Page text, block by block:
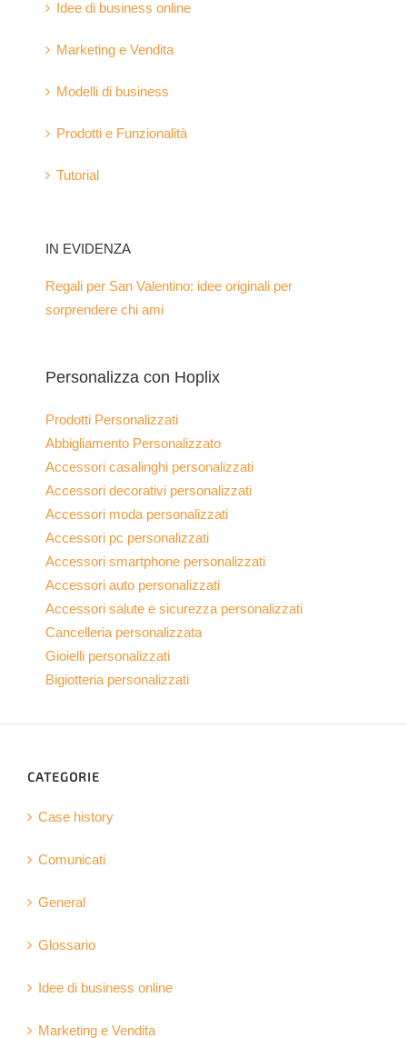
Idee di business online
Marketing e Vendita
Modelli di business
Prodotti e Funzionalità
Tutorial
IN EVIDENZA
Regali per San Valentino: idee originali per
sorprendere chi ami
Personalizza con Hoplix
Prodotti Personalizzati
Abbigliamento Personalizzato
Accessori casalinghi personalizzati
Accessori decorativi personalizzati
Accessori moda personalizzati
Accessori pc personalizzati
Accessori smartphone personalizzati
Accessori auto personalizzati
Accessori salute e sicurezza personalizzati
Cancelleria personalizzata
Gioielli personalizzati
Bigiotteria personalizzati
CATEGORIE
Case history
Comunicati
General
Glossario
Idee di business online
Marketing e Vendita